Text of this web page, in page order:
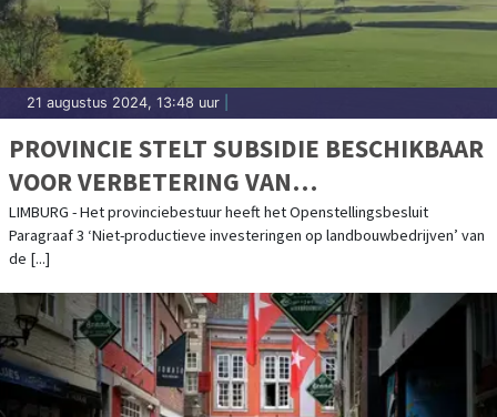
21 augustus 2024, 13:48 uur
PROVINCIE STELT SUBSIDIE BESCHIKBAAR
VOOR VERBETERING VAN
WATERKWALITEIT EN -KWANTITEIT OP
LANDBOUWPERCELEN
LIMBURG - Het provinciebestuur heeft het Openstellingsbesluit
Paragraaf 3 ‘Niet-productieve investeringen op landbouwbedrijven’ van
de [...]